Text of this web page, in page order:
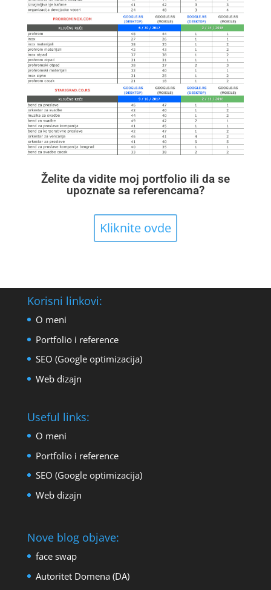
Želite da vidite moj portfolio ili da se
upoznate sa referencama?
Kliknite ovde
Korisni linkovi:
O meni
Portfolio i reference
SEO (Google optimizacija)
Web dizajn
Useful links:
O meni
Portfolio i reference
SEO (Google optimizacija)
Web dizajn
Nove blog objave:
face swap
Autoritet Domena (DA)